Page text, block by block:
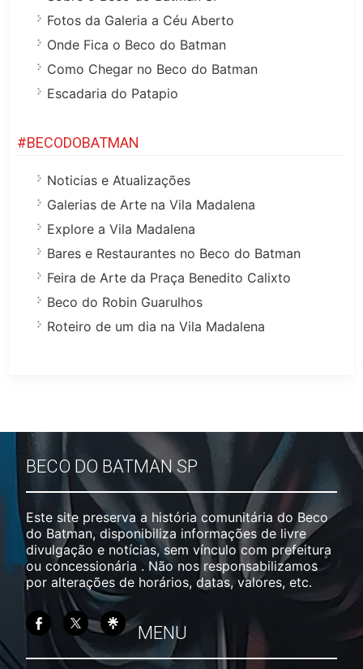
Fotos da Galeria a Céu Aberto
Onde Fica o Beco do Batman
Como Chegar no Beco do Batman
Escadaria do Patapio
#BECODOBATMAN
Noticias e Atualizações
Galerias de Arte na Vila Madalena
Explore a Vila Madalena
Bares e Restaurantes no Beco do Batman
Feira de Arte da Praça Benedito Calixto
Beco do Robin Guarulhos
Roteiro de um dia na Vila Madalena
BECO DO BATMAN SP
Este site preserva a história comunitária do Beco
do Batman, disponibiliza informações de livre
divulgação e notícias, sem vínculo com prefeitura
ou concessionária . Não nos responsabilizamos
por alterações de horários, datas, valores, etc.
MENU